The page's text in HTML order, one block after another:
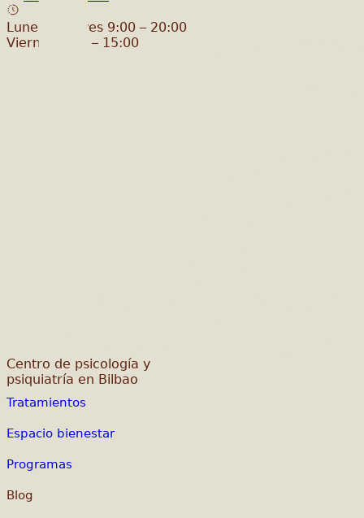
Lunes a Jueves 9:00 – 20:00
Viernes 9:00 – 15:00
Centro de psicología y
psiquiatría en Bilbao
Tratamientos
Espacio bienestar
Programas
Blog